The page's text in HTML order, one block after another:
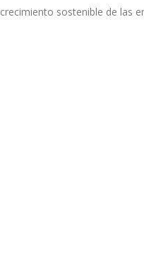
crecimiento sostenible de las